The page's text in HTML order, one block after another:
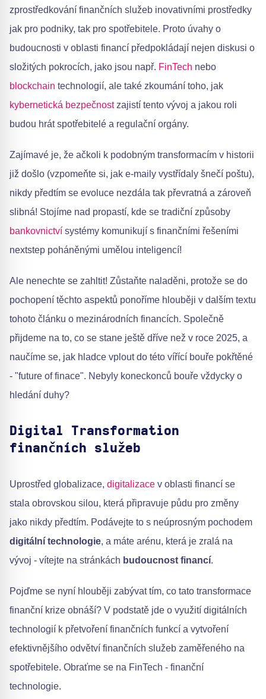
zprostředkování finančních služeb inovativními prostředky
jak pro podniky, tak pro spotřebitele. Proto úvahy o
budoucnosti v oblasti financí předpokládají nejen diskusi o
složitých pokrocích, jako jsou např. FinTech nebo
blockchain technologií, ale také zkoumání toho, jak
kybernetická bezpečnostzajistí tento vývoj a jakou roli
budou hrát spotřebitelé a regulační orgány.
Zajímavé je, že ačkoli k podobným transformacím v historii
již došlo (vzpomeňte si, jak e-maily vystřídaly šnečí poštu),
nikdy předtím se evoluce nezdála tak převratná a zároveň
slibná! Stojíme nad propastí, kde se tradiční způsoby
bankovnictví systémy komunikují s finančními řešeními
nextstep poháněnými umělou inteligencí!
Ale nenechte se zahltit! Zůstaňte naladěni, protože se do
pochopení těchto aspektů ponoříme hlouběji v dalším textu
tohoto článku o mezinárodních financích. Společně
přijdeme na to, co se stane ještě dříve než v roce 2025, a
naučíme se, jak hladce vplout do této vířící bouře pokřtěné
- "future of finace". Nebyly koneckonců bouře vždycky o
hledání duhy?
Digital Transformation
finančních služeb
Uprostřed globalizace, digitalizace v oblasti financí se
stala obrovskou silou, která připravuje půdu pro změny
jako nikdy předtím. Podávejte to s neúprosným pochodem
digitální technologie, a máte arénu, která je zralá na
vývoj - vítejte na stránkách budoucnost financí.
Pojďme se nyní hlouběji zabývat tím, co tato transformace
finanční krize obnáší? V podstatě jde o využití digitálních
technologií k přetvoření finančních funkcí a vytvoření
efektivnějšího odvětví finančních služeb zaměřeného na
spotřebitele. Obraťme se na FinTech - finanční
technologie.